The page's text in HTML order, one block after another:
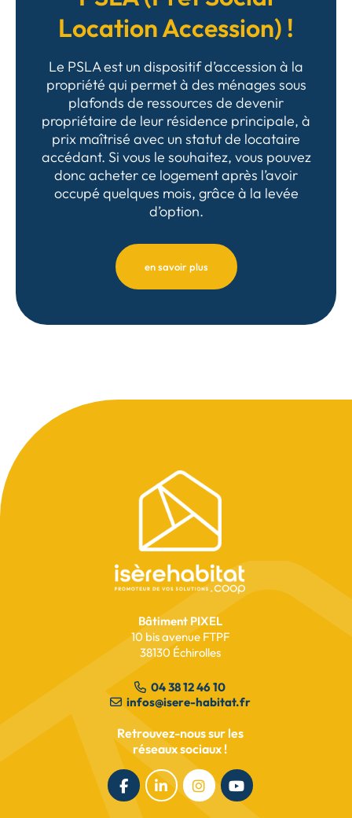
Location Accession) !
Le PSLA est un dispositif d’accession à la
propriété qui permet à des ménages sous
plafonds de ressources de devenir
propriétaire de leur résidence principale, à
prix maîtrisé avec un statut de locataire
accédant. Si vous le souhaitez, vous pouvez
donc acheter ce logement après l’avoir
occupé quelques mois, grâce à la levée
d’option.
en savoir plus
Pied
de
page
Bâtiment PIXEL
10 bis avenue FTPF
38130 Échirolles
04 38 12 46 10
infos@isere-habitat.fr
Retrouvez-nous sur les
réseaux sociaux !